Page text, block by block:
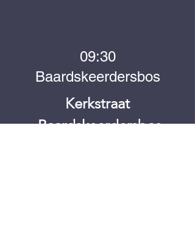
09:30
Baardskeerdersbos
Kerkstraat
Baardskeerdersbos